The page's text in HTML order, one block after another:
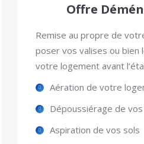
Offre
Remise au propre de
poser vos valises ou bien
votre logement avant
Aération de votre
Dépoussiérage de
Aspiration de vos sols